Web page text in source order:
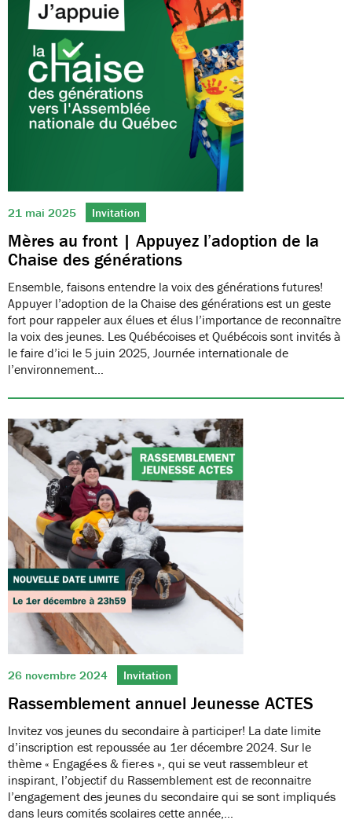
21 mai 2025 Invitation
Mères au front | Appuyez l’adoption de la
Chaise des générations
Ensemble, faisons entendre la voix des générations futures!
Appuyer l’adoption de la Chaise des générations est un geste
fort pour rappeler aux élues et élus l’importance de reconnaître
la voix des jeunes. Les Québécoises et Québécois sont invités à
le faire d’ici le 5 juin 2025, Journée internationale de
l’environnement…
26 novembre 2024 Invitation
Rassemblement annuel Jeunesse ACTES
Invitez vos jeunes du secondaire à participer! La date limite
d’inscription est repoussée au 1er décembre 2024. Sur le
thème « Engagé·e·s & fier·e·s », qui se veut rassembleur et
inspirant, l’objectif du Rassemblement est de reconnaitre
l’engagement des jeunes du secondaire qui se sont impliqués
dans leurs comités scolaires cette année,…